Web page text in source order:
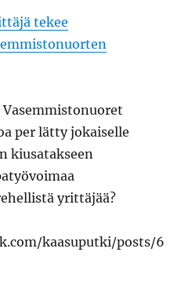
tekee
per lätty jokaiselle
kiusatakseen
yrittäjää?
kaasuputki/posts/6